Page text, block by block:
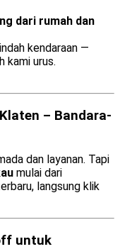
dari rumah dan
kendaraan —
kami urus.
– Bandara-
dan layanan. Tapi
mulai dari
langsung klik
untuk